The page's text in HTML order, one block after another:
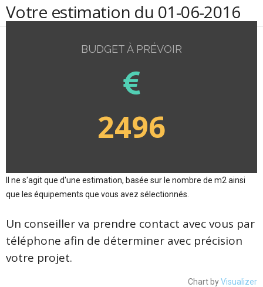
Votre estimation du 01-06-2016
BUDGET À PRÉVOIR
2496
Il ne s'agit que d'une estimation, basée sur le nombre de m2 ainsi
que les équipements que vous avez sélectionnés.
Un conseiller va prendre contact avec vous par
téléphone afin de déterminer avec précision
votre projet.
Chart byVisualizer